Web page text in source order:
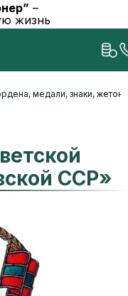
–
жизнь
медали, знаки,
ССР»